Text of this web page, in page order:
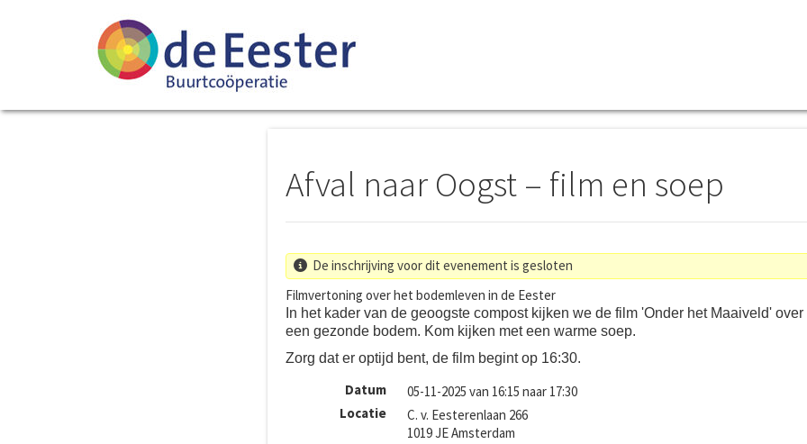
Afval naar Oogst – film en soep
De inschrijving voor dit evenement is gesloten
Filmvertoning over het bodemleven in de Eester
In het kader van de geoogste compost kijken we de film 'Onder het Maaiveld'
een gezonde bodem. Kom kijken met een warme soep.
Zorg dat er optijd bent, de film begint op 16:30.
Datum
05-11-2025 van 16:15 naar 17:30
Locatie
C. v. Eesterenlaan 266
1019 JEAmsterdam